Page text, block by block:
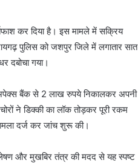
कर दिया है। इस मामले में सक्रिय
पुलिस को जशपुर जिले में लगातार सात
दबोचा गया।
अपेक्स बैंक से 2 लाख रुपये निकालकर अपनी
ने डिक्की का लॉक तोड़कर पूरी रकम
दर्ज कर जांच शुरू की।
और मुखबिर तंत्र की मदद से यह स्पष्ट